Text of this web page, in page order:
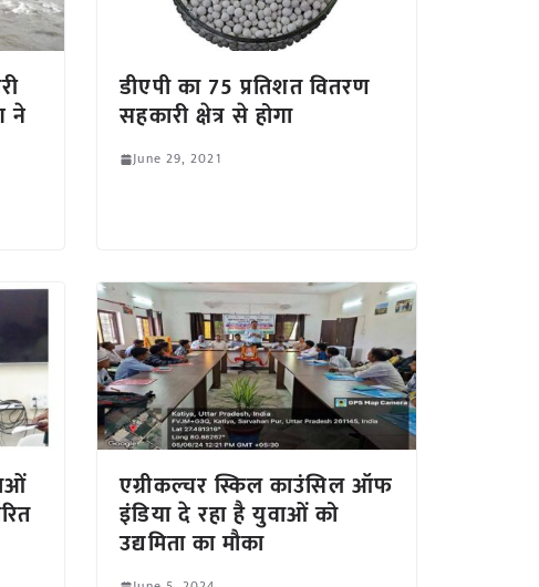
ने
डीएपी का 75 प्रतिशत वितरण
सहकारी क्षेत्र से होगा
June 29, 2021
एग्रीकल्चर स्किल काउंसिल ऑफ
इंडिया दे रहा है युवाओं को
उद्यमिता का मौका